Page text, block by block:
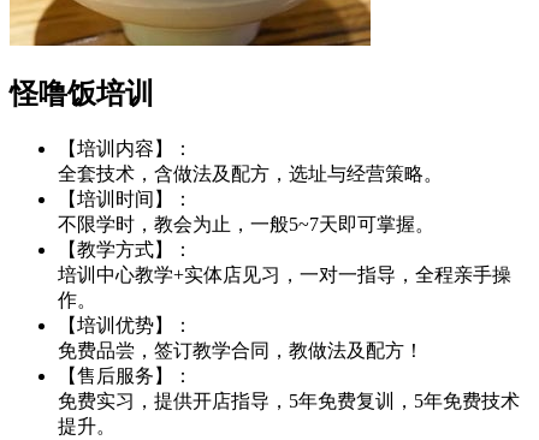
怪噜饭培训
【培训内容】：
全套技术，含做法及配方，选址与经营策略。
【培训时间】：
不限学时，教会为止，一般5~7天即可掌握。
【教学方式】：
培训中心教学+实体店见习，一对一指导，全程亲手操
作。
【培训优势】：
免费品尝，签订教学合同，教做法及配方！
【售后服务】：
免费实习，提供开店指导，5年免费复训，5年免费技术
提升。